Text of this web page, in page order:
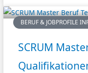
BERUF & JOBPROFILE
SCRUM